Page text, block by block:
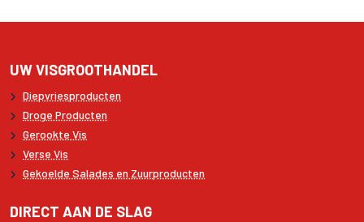
UW VISGROOTHANDEL
Diepvriesproducten
Droge Producten
Gerookte Vis
Verse Vis
Gekoelde Salades en Zuurproducten
DIRECT AAN DE SLAG